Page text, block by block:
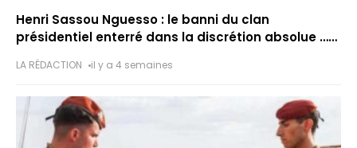
Henri Sassou Nguesso : le banni du clan
présidentiel enterré dans la discrétion absolue …
LA RÉDACTION il y a 4 semaines